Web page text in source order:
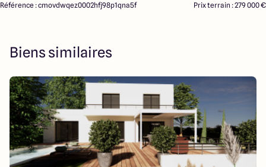
Référence : cmovdwqez0002hfj98p1qna5f Prix terrain : 279 000 €
Biens similaires